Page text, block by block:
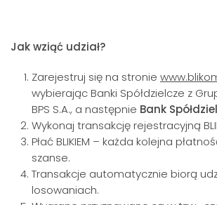
Jak wziąć udział?
Zarejestruj się na stronie
wybierając Banki Spółdzielcze z
BPS S.A., a następnie Bank
Wykonaj transakcję rejestracyjną
Płać BLIKIEM – każda kolejna
szanse.
Transakcje automatycznie biorą
losowaniach.